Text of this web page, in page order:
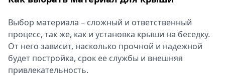
Выбор материала – сложный и ответственный
процесс, так же, как и установка крыши на беседку.
От него зависит, насколько прочной и надежной
будет постройка, срок ее службы и внешняя
привлекательность.